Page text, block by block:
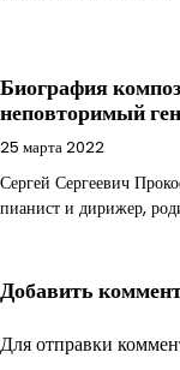
Биография
неповторимый
25 марта 2022
Сергей Сергеевич
пианист и дирижер,
Добавить
Для отправки